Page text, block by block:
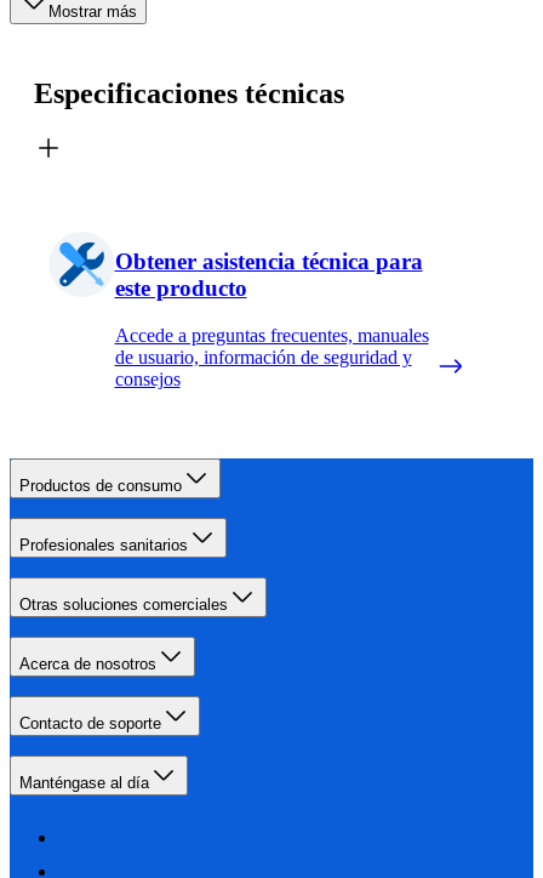
Mostrar más
Especificaciones técnicas
Obtener asistencia técnica para
este producto
Accede a preguntas frecuentes, manuales
de usuario, información de seguridad y
consejos
Productos de consumo
Profesionales sanitarios
Otras soluciones comerciales
Acerca de nosotros
Contacto de soporte
Manténgase al día